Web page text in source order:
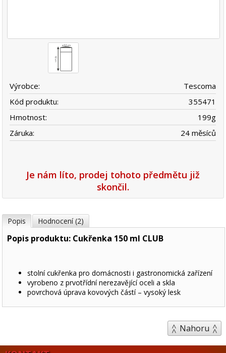
Výrobce:
Tescoma
Kód produktu:
355471
Hmotnost:
199g
Záruka:
24 měsíců
Je nám líto, prodej tohoto předmětu již
skončil.
Popis Hodnocení (2)
Popis produktu: Cukřenka 150 ml CLUB
stolní cukřenka pro domácnosti i gastronomická zařízení
vyrobeno z prvotřídní nerezavějící oceli a skla
povrchová úprava kovových částí – vysoký lesk
Nahoru